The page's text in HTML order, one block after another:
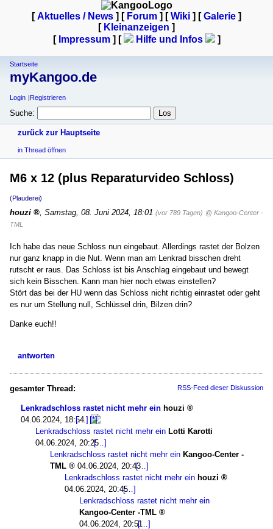
[Aktuelles / News ] [ Forum ] [Wiki ] [Galerie ]
[ Kleinanzeigen ]
[ Impressum] [ Hilfe und Infos ]
Startseite
myKangoo.de
Login Registrieren
Suche:
zurück zur Hauptseite
in Thread öffnen
M6 x 12 (plus Reparaturvideo Schloss)
(Plauderei)
houzi Samstag, 08. Juni 2024, 18:01 (vor 789 Tagen) @ Kangoo-Center -
TML
Ich habe das neue Schloss nun eingebaut. Allerdings rastet der Bolzen
nur ganz knapp in die Nut. Wenn man am Lenkrad bisschen dreht
rutscht er raus. Das Schloss ist bis Anschlag eingebaut und bewegt
sich kein Bisschen. Kann man hier noch etwas einstellen?
Stört das bei der HU wenn das Schloss nicht richtig einrastet oder geht
es nur um Stellung null, Schlüssel drin, Bilzen drin?
Danke euch!!
antworten
gesamter Thread: RSS-Feed dieser Diskussion
Lenkradschloss rastet nicht mehr ein houzi
04.06.2024, 18:54
Lenkradschloss rastet nicht mehr ein Lotti Karotti
04.06.2024, 20:25
Lenkradschloss rastet nicht mehr ein Kangoo-Center -
TML
04.06.2024, 20:43
Lenkradschloss rastet nicht mehr ein houzi
04.06.2024, 20:45
Lenkradschloss rastet nicht mehr ein
Kangoo-Center -TML
04.06.2024, 20:51